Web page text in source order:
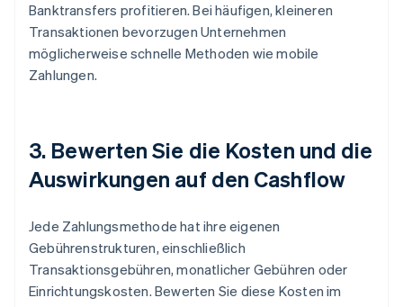
Banktransfers profitieren. Bei häufigen, kleineren
Transaktionen bevorzugen Unternehmen
möglicherweise schnelle Methoden wie mobile
Zahlungen.
3. Bewerten Sie die Kosten und die
Auswirkungen auf den Cashflow
Jede Zahlungsmethode hat ihre eigenen
Gebührenstrukturen, einschließlich
Transaktionsgebühren, monatlicher Gebühren oder
Einrichtungskosten. Bewerten Sie diese Kosten im